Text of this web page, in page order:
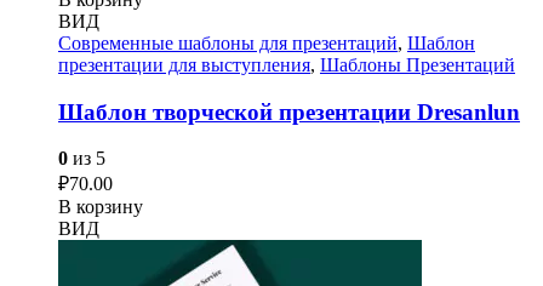
ВИД
Современные шаблоны для презентаций, Шаблон
презентации для выступления, Шаблоны Презентаций
Шаблон творческой презентации Dresanlun
0 из 5
₽70.00
В корзину
ВИД